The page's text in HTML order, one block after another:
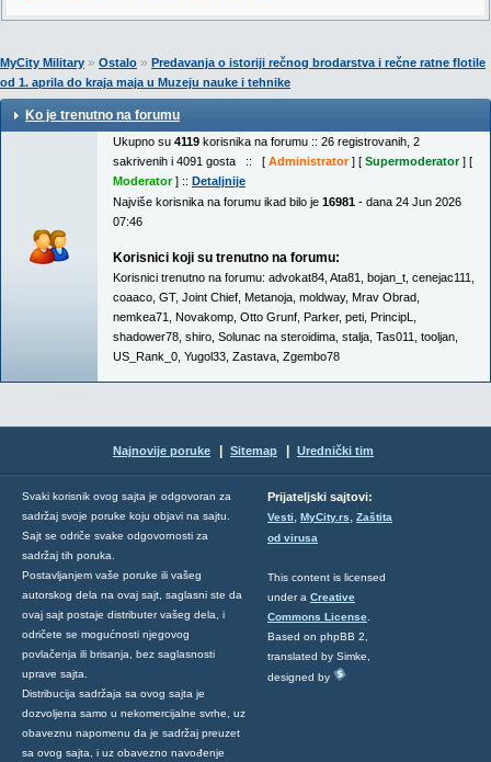
MyCity Military » Ostalo » Predavanja o istoriji rečnog brodarstva i rečne ratne flotile
od 1. aprila do kraja maja u Muzeju nauke i tehnike
Ko je trenutno na forumu
Ukupno su 4119 korisnika na forumu :: 26 registrovanih, 2
sakrivenih i 4091 gosta :: [ Administrator] [ Supermoderator] [
Moderator] :: Detaljnije
Najviše korisnika na forumu ikad bilo je 16981 - dana 24 Jun 2026
07:46
Korisnici koji su trenutno na forumu:
Korisnici trenutno na forumu: advokat84 Ata81 bojan_t cenejac111
coaaco GT, Joint Chief Metanoja moldway, Mrav Obrad
nemkea71
Novakomp Otto Grunf Parker, peti PrincipL
shadower78 shiro Solunac na steroidima stalja Tas011 tooljan
US_Rank_0 Yugol33 Zastava Zgembo78
Najnovije poruke Sitemap Urednički tim
Svaki korisnik ovog sajta je odgovoran za
sadržaj svoje poruke koju objavi na sajtu.
Sajt se odriče svake odgovornosti za
sadržaj tih poruka.
Postavljanjem vaše poruke ili vašeg
autorskog dela na ovaj sajt, saglasni ste da
ovaj sajt postaje distributer vašeg dela, i
odričete se mogućnosti njegovog
povlačenja ili brisanja, bez saglasnosti
uprave sajta.
Distribucija sadržaja sa ovog sajta je
dozvoljena samo u nekomercijalne svrhe, uz
obaveznu napomenu da je sadržaj preuzet
sa ovog sajta, i uz obavezno navođenje
Prijateljski sajtovi:
Vesti, MyCity.rs, Zaštita
od virusa
This content is licensed
under a Creative
Commons License
Based on phpBB 2,
translated by Simke,
designed by